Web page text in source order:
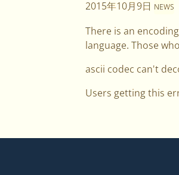
2015年10月9日 NEWS
There is an
language. Those
ascii codec can't
Users getting this